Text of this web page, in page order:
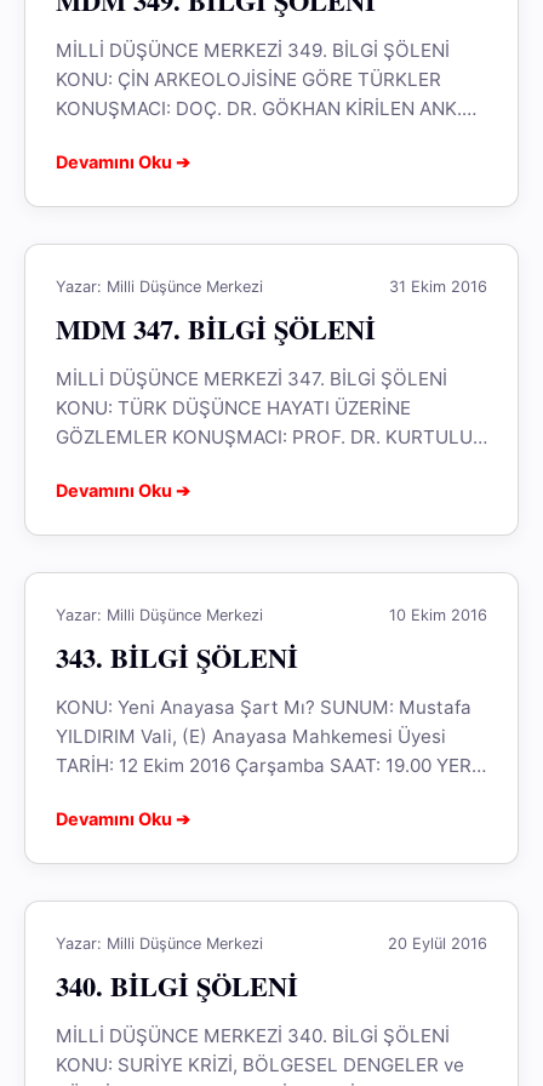
MİLLİ DÜŞÜNCE MERKEZİ 349. BİLGİ ŞÖLENİ
KONU: ÇİN ARKEOLOJİSİNE GÖRE TÜRKLER
KONUŞMACI: DOÇ. DR. GÖKHAN KİRİLEN ANK.
ÇARŞAMBA...
Devamını Oku ➔
Yazar: Milli Düşünce Merkezi 31 Ekim 2016
MDM 347. BİLGİ ŞÖLENİ
MİLLİ DÜŞÜNCE MERKEZİ 347. BİLGİ ŞÖLENİ
KONU: TÜRK DÜŞÜNCE HAYATI ÜZERİNE
GÖZLEMLER KONUŞMACI: PROF. DR. KURTULUŞ
2016...
Devamını Oku ➔
Yazar: Milli Düşünce Merkezi 10 Ekim 2016
343. BİLGİ ŞÖLENİ
KONU: Yeni Anayasa Şart Mı? SUNUM: Mustafa
YILDIRIM Vali, (E) Anayasa Mahkemesi Üyesi
TARİH: 12 Ekim 2016 Çarşamba SAAT: 19.00 YER:
Devamını Oku ➔
Yazar: Milli Düşünce Merkezi 20 Eylül 2016
340. BİLGİ ŞÖLENİ
MİLLİ DÜŞÜNCE MERKEZİ 340. BİLGİ ŞÖLENİ
KONU: SURİYE KRİZİ, BÖLGESEL DENGELER ve